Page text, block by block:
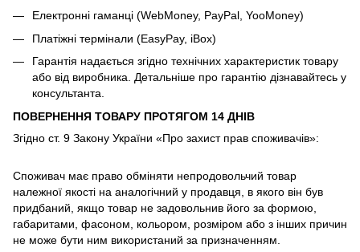
Електронні гаманці (WebMoney, PayPal, YooMoney)
Платіжні термінали (EasyPay, iBox)
Гарантія надається згідно технічних характеристик товару
або від виробника. Детальніше про гарантію дізнавайтесь у
консультанта.
ПОВЕРНЕННЯ ТОВАРУ ПРОТЯГОМ 14 ДНІВ
Згідно ст. 9 Закону України «Про захист прав споживачів»:
Споживач має право обміняти непродовольчий товар
належної якості на аналогічний у продавця, в якого він був
придбаний, якщо товар не задовольнив його за формою,
габаритами, фасоном, кольором, розміром або з інших причин
не може бути ним використаний за призначенням.